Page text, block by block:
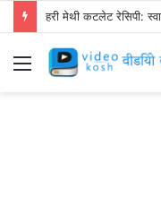
हरी मेथी कटलेट रेसिपी:
Menu